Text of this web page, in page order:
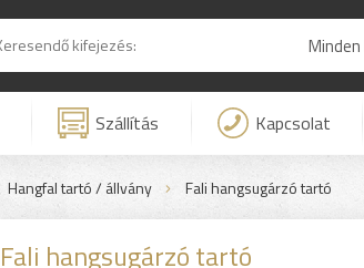
Szállítás Kapcsolat
Hangfal tartó / állvány Fali hangsugárzó tartó
Fali hangsugárzó tartó